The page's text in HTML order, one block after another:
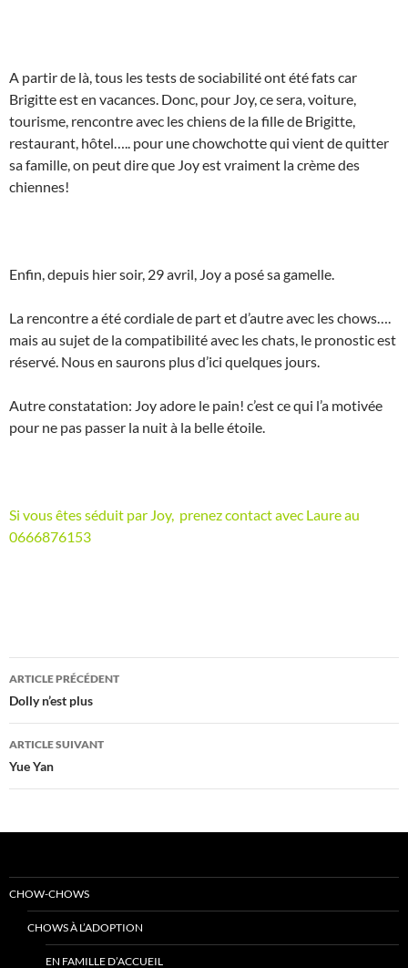
A partir de là, tous les tests de sociabilité ont été fats car
Brigitte est en vacances. Donc, pour Joy, ce sera, voiture,
tourisme, rencontre avec les chiens de la fille de Brigitte,
restaurant, hôtel….. pour une chowchotte qui vient de quitter
sa famille, on peut dire que Joy est vraiment la crème des
chiennes!
Enfin, depuis hier soir, 29 avril, Joy a posé sa gamelle.
La rencontre a été cordiale de part et d’autre avec les chows….
mais au sujet de la compatibilité avec les chats, le pronostic est
réservé. Nous en saurons plus d’ici quelques jours.
Autre constatation: Joy adore le pain! c’est ce qui l’a motivée
pour ne pas passer la nuit à la belle étoile.
Si vous êtes séduit par Joy, prenez contact avec Laure au
0666876153
Navigation
des
articles
ARTICLE PRÉCÉDENT
Dolly n’est plus
ARTICLE SUIVANT
Yue Yan
CHOW-CHOWS
CHOWS À L’ADOPTION
EN FAMILLE D’ACCUEIL